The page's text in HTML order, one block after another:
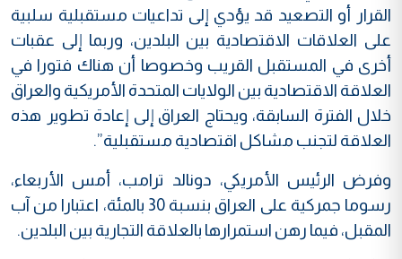
القرار أو التصعيد قد يؤدي إلى تداعيات مستقبلية سلبية
على العلاقات الاقتصادية بين البلدين، وربما إلى عقبات
أخرى في المستقبل القريب وخصوصا أن هناك فتورا في
العلاقة الاقتصادية بين الولايات المتحدة الأمريكية والعراق
خلال الفترة السابقة، ويحتاج العراق إلى إعادة تطوير هذه
العلاقة لتجنب مشاكل اقتصادية مستقبلية”.
وفرض الرئيس الأمريكي، دونالد ترامب، أمس الأربعاء،
رسوما جمركية على العراق بنسبة 30 بالمئة، اعتبارا من آب
المقبل، فيما رهن استمرارها بالعلاقة التجارية بين البلدين.